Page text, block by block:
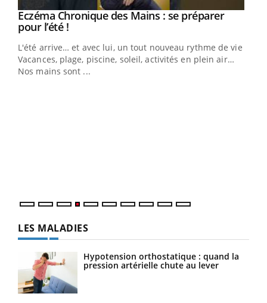
Youtube
Eczéma Chronique des Mains : se préparer
pour l’été !Youtube
L'été arrive… et avec lui, un tout nouveau rythme de vie !
Vacances, plage, piscine, soleil, activités en plein air…
Nos mains sont ...
LES MALADIES
Hypotension orthostatique : quand la
pression artérielle chute au lever